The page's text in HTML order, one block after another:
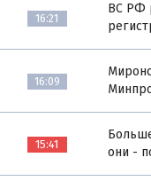
16:21
ВС РФ
16:09
15:41
они -